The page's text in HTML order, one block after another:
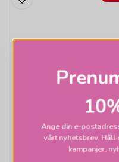
Ange din e-
vårt nyhetsbrev.
kampanjer,